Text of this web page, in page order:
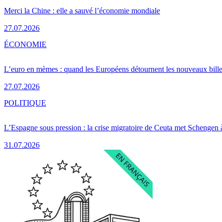
Merci la Chine : elle a sauvé l’économie mondiale
27.07.2026
L’euro en mèmes : quand les Européens détournent les nouveaux
27.07.2026
ÉCONOMIE
L’Espagne sous pression : la crise migratoire de Ceuta met Schengen
31.07.2026
POLITIQUE